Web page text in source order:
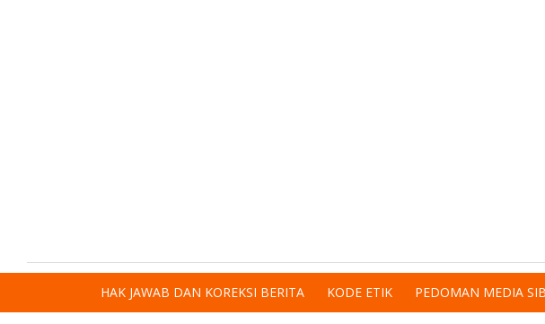
HAK JAWAB DAN KOREKSI BERITA KODE ETIK PEDOMAN MEDIA